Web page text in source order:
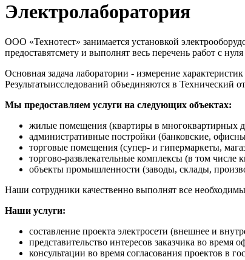
Электролаборатория
ООО «Технотест» занимается установкой
предоставятсмету и выполнят весь перечень работ с
Основная задача лаборатории - измерение
Результатыисследований объединяются в Технический
Мы предоставляем услуги на следующих объектах:
жилые помещения (квартиры в многоквартирных
административные постройки (банковские,
торговые помещения (супер- и гипермаркеты,
торгово-развлекательные комплексы (в том числе
объекты промышленности (заводы, склады,
Наши сотрудники качественно выполнят все
Наши услуги:
составление проекта электросети (внешнее и
представительство интересов заказчика во время
консультации во время согласования проектов в